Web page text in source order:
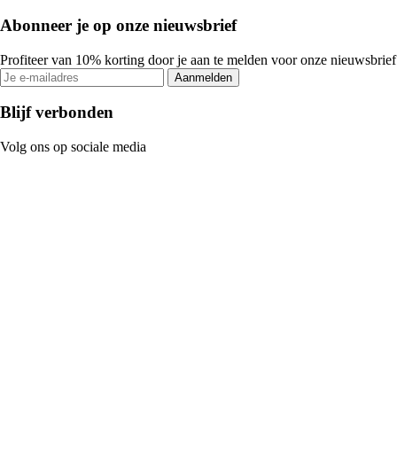
Abonneer je op onze nieuwsbrief
Profiteer van 10% korting door je aan te melden voor onze nieuwsbrief
Aanmelden
Blijf verbonden
Volg ons op sociale media